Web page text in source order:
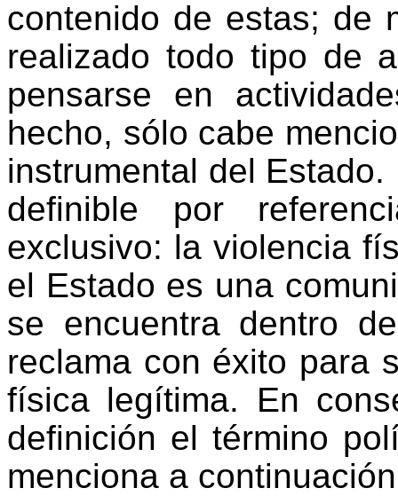
contenido de estas; de
realizado todo tipo de
pensarse en
hecho, sólo cabe
instrumental del
definible por
exclusivo: la violencia
el Estado es una
se encuentra dentro
reclama con éxito para
física legítima. En
definición el término
menciona a